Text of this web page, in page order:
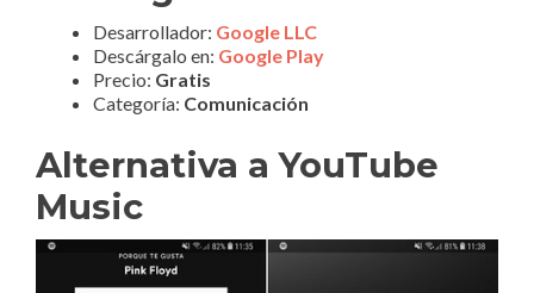
Desarrollador: Google LLC
Descárgalo en: Google Play
Precio: Gratis
Categoría: Comunicación
Alternativa a YouTube
Music